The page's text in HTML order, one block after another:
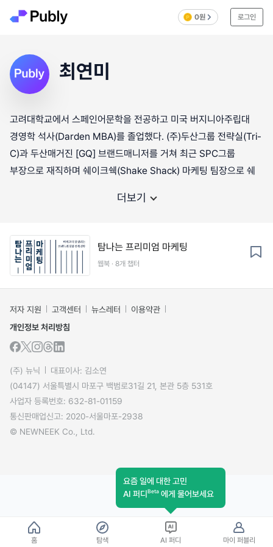
0원 로그인
최연미
고려대학교에서 스페인어문학을 전공하고 미국 버지니아주립대
경영학 석사(Darden MBA)를 졸업했다. (주)두산그룹 전략실(Tri-
C)과 두산매거진 [GQ] 브랜드매니저를 거쳐 최근 SPC그룹
부장으로 재직하며 쉐이크쉑(Shake Shack) 마케팅 팀장으로 쉐
더보기
탐나는 프리미엄 마케팅
웹북 · 8개 챕터
저자 지원 고객센터 뉴스레터
이용약관
개인정보 처리방침
(주) 뉴닉
대표이사: 김소연
(04147) 서울특별시 마포구 백범로31길 21, 본관 5층 531호
사업자 등록번호: 632-81-01159
통신판매업신고: 2020-서울마포-2938
© NEWNEEK Co., Ltd.
홈 탐색
요즘 일에 대한 고민
AI 퍼디Beta 에게 물어보세요
AI 퍼디 마이 퍼블리